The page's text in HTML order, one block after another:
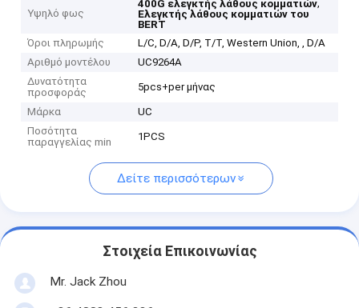
Υψηλό φως
400G ελεγκτής λάθους κομματιών,
Ελεγκτής λάθους κομματιών του
BERT
Όροι πληρωμής
L/C, D/A, D/P, T/T, Western Union, , D/A
Αριθμό μοντέλου
UC9264A
Δυνατότητα
προσφοράς
5pcs+per μήνας
Μάρκα
UC
Ποσότητα
παραγγελίας min
1PCS
Δείτε περισσότερων
Στοιχεία Επικοινωνίας
Mr. Jack Zhou